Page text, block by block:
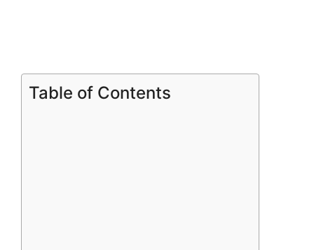
Table of Contents